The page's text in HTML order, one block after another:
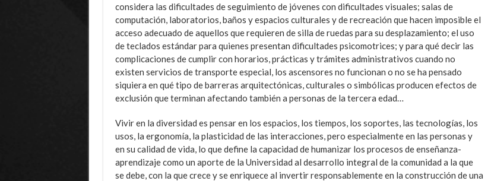
considera las dificultades de seguimiento de jóvenes con dificultades visuales; salas de
computación, laboratorios, baños y espacios culturales y de recreación que hacen imposible el
acceso adecuado de aquellos que requieren de silla de ruedas para su desplazamiento; el uso
de teclados estándar para quienes presentan dificultades psicomotrices; y para qué decir las
complicaciones de cumplir con horarios, prácticas y trámites administrativos cuando no
existen servicios de transporte especial, los ascensores no funcionan o no se ha pensado
siquiera en qué tipo de barreras arquitectónicas, culturales o simbólicas producen efectos de
exclusión que terminan afectando también a personas de la tercera edad…
Vivir en la diversidad es pensar en los espacios, los tiempos, los soportes, las tecnologías, los
usos, la ergonomía, la plasticidad de las interacciones, pero especialmente en las personas y
en su calidad de vida, lo que define la capacidad de humanizar los procesos de enseñanza-
aprendizaje como un aporte de la Universidad al desarrollo integral de la comunidad a la que
se debe, con la que crece y se enriquece al invertir responsablemente en la construcción de una